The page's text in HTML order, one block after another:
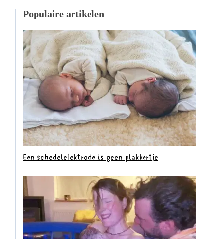
Populaire artikelen
Een schedelelektrode is geen plakkertje